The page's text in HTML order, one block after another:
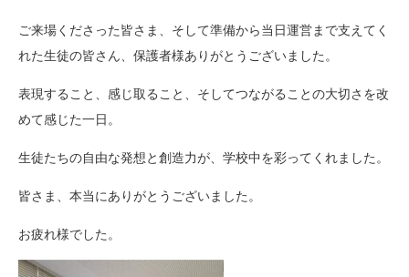
ご来場くださった皆さま、そして準備から当日運営まで支えてく
れた生徒の皆さん、保護者様ありがとうございました。
表現すること、感じ取ること、そしてつながることの大切さを改
めて感じた一日。
生徒たちの自由な発想と創造力が、学校中を彩ってくれました。
皆さま、本当にありがとうございました。
お疲れ様でした。